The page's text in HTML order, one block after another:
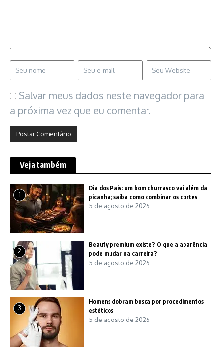
Salvar meus dados neste navegador para
a próxima vez que eu comentar.
Veja também
1
Dia dos Pais: um bom churrasco vai além da
picanha; saiba como combinar os cortes
5 de agosto de 2026
2
Beauty premium existe? O que a aparência
pode mudar na carreira?
5 de agosto de 2026
3
Homens dobram busca por procedimentos
estéticos
5 de agosto de 2026